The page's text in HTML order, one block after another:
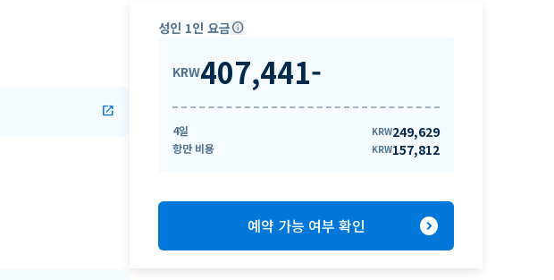
open_in_new
성인 1인 요금info
KRW407,441-
4일 KRW249,629
항만 비용 KRW157,812
예약 가능 여부 확인 expand_circle_right